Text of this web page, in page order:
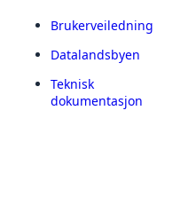
Brukerveiledning
Datalandsbyen
Teknisk
dokumentasjon